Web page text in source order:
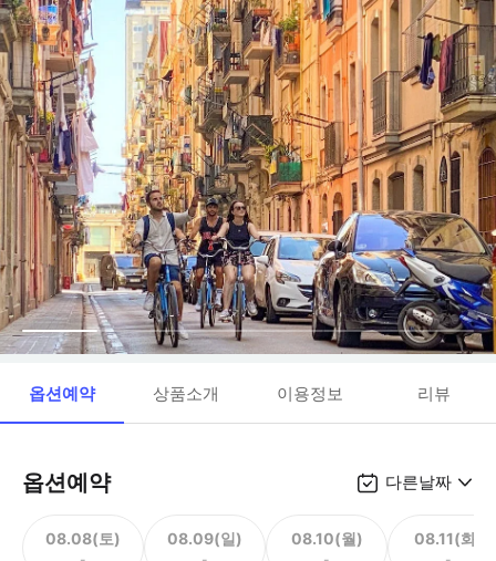
옵션예약 상품소개 이용정보 리뷰
옵션예약 다른날짜
08.08(토) 08.09(일) 08.10(월) 08.11(화)